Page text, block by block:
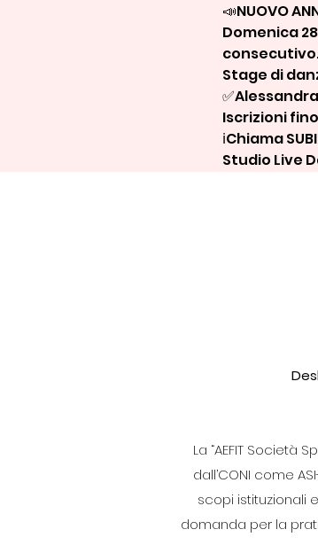
📣NUOVO
Domenica
Stage di
Iscrizioni fino
ℹ️Chiama
Studio Live
La “AEFIT
dall’CONI come
scopi istituzionali
domanda per la